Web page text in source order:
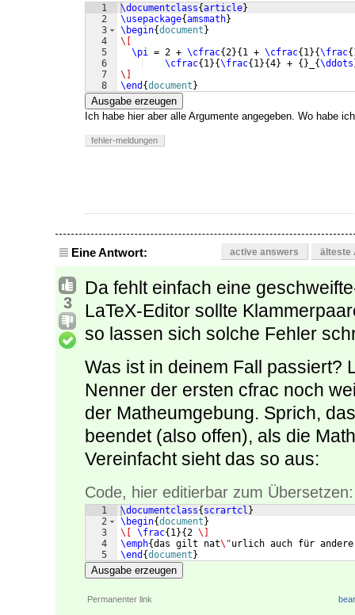
1
2
3
4
5
6
7
8
\documentclass{article}
\usepackage{amsmath}
\begin{document }
\[
\pi = 2 + \cfrac{2}{ 1 + \cfrac{ 1}{\frac{
\cfrac{ 1}{\frac{ 1}{4} + { } {\ddots
\]
\end {document }
Ausgabe erzeugen
Ich habe hier aber alle Argumente angegeben. Wo habe
fehler-meldungen
Eine Antwort: active answers älteste
3
Da fehlt einfach eine
LaTeX-Editor sollte
so lassen sich solche Fehler
Was ist in deinem Fall passiert?
Nenner der ersten cfrac noch
der Matheumgebung. Sprich,
beendet (also offen), als die
Vereinfacht sieht das so aus:
Code, hier editierbar zum Übersetzen:
1
2
3
4
5
\documentclass{ scrartcl }
\begin{document }
\[
\frac{ 1}{2 \]
\emph{das gilt nat\"urlich auch für andere
\end {document }
Ausgabe erzeugen
Permanenter link